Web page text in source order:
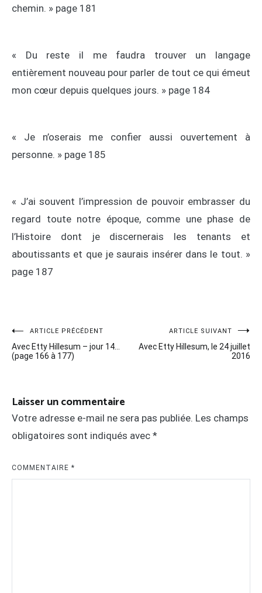
chemin. » page 181
« Du reste il me faudra trouver un langage
entièrement nouveau pour parler de tout ce qui émeut
mon cœur depuis quelques jours. » page 184
« Je n’oserais me confier aussi ouvertement à
personne. » page 185
« J’ai souvent l’impression de pouvoir embrasser du
regard toute notre époque, comme une phase de
l’Histoire dont je discernerais les tenants et
aboutissants et que je saurais insérer dans le tout. »
page 187
Navigation
de
ARTICLE PRÉCÉDENT
Avec Etty Hillesum – jour 14…
(page 166 à 177)
ARTICLE SUIVANT
Avec Etty Hillesum, le 24 juillet
2016
Laisser un commentaire
Votre adresse e-mail ne sera pas publiée. Les champs
obligatoires sont indiqués avec *
COMMENTAIRE *